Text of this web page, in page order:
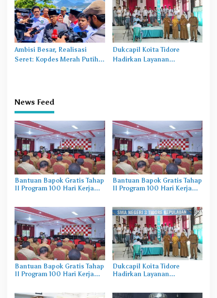
Ambisi Besar, Realisasi
Seret: Kopdes Merah Putih
Dukcapil Koita Tidore
Hadirkan Layanan
News Feed
Bantuan Bapok Gratis Tahap
II Program 100 Hari Kerja
Bantuan Bapok Gratis Tahap
II Program 100 Hari Kerja
Bantuan Bapok Gratis Tahap
II Program 100 Hari Kerja
Dukcapil Koita Tidore
Hadirkan Layanan